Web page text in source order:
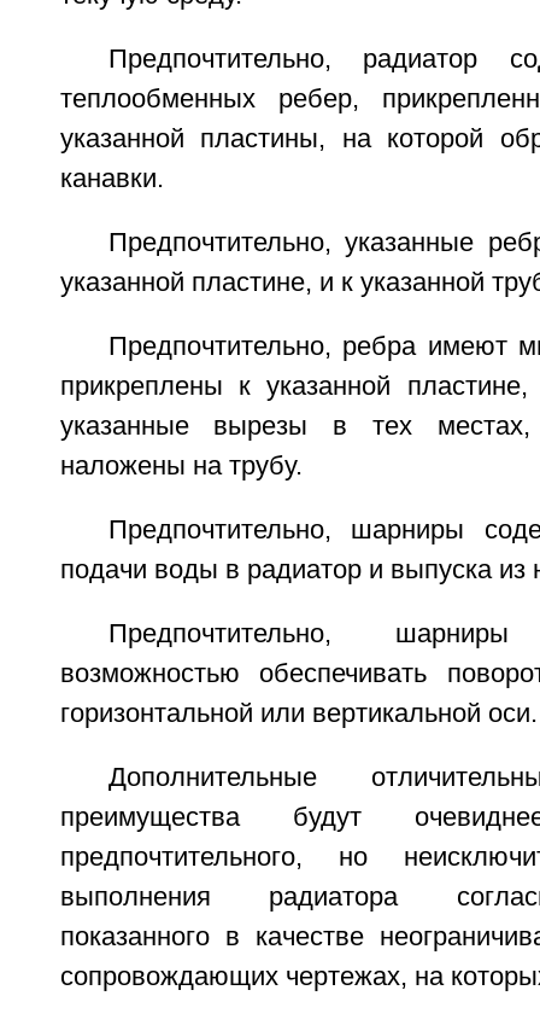
Предпочтительно, радиатор
теплообменных ребер,
указанной пластины, на которой
канавки.
Предпочтительно, указанные
указанной пластине, и к указанной
Предпочтительно, ребра имеют
прикреплены к указанной
указанные вырезы в тех
наложены на трубу.
Предпочтительно, шарниры
подачи воды в радиатор и выпуска из
Предпочтительно,
возможностью обеспечивать
горизонтальной или вертикальной оси.
Дополнительные
преимущества будут
предпочтительного, но
выполнения радиатора
показанного в качестве
сопровождающих чертежах, на